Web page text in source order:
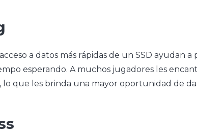
a datos más rápidas de un SSD ayudan
esperando. A muchos jugadores les
que les brinda una mayor oportunidad de